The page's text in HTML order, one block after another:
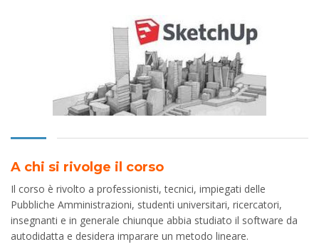
A chi si rivolge il corso
Il corso è rivolto a professionisti, tecnici, impiegati delle
Pubbliche Amministrazioni, studenti universitari, ricercatori,
insegnanti e in generale chiunque abbia studiato il software da
autodidatta e desidera imparare un metodo lineare.